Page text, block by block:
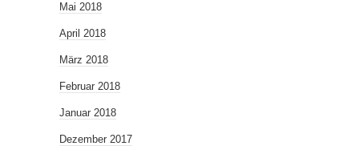
Mai 2018
April 2018
März 2018
Februar 2018
Januar 2018
Dezember 2017